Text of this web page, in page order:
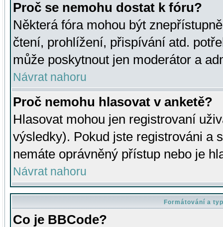
Proč se nemohu dostat k fóru?
Některá fóra mohou být
čtení, prohlížení, přispívání atd.
může poskytnout jen moderátor a
Návrat nahoru
Proč nemohu hlasovat v anketě?
Hlasovat mohou jen registrovaní
výsledky). Pokud jste registrováni a
nemáte oprávněný přístup nebo je
Návrat nahoru
Formátování a
Co je BBCode?